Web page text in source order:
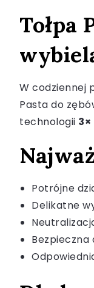
Tołpa
W codziennej
Pasta do
technologii
Potrójne
Delikatne
Bezpieczna